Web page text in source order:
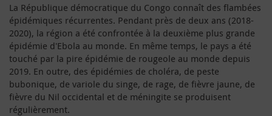
La République démocratique du Congo connaît des flambées
épidémiques récurrentes. Pendant près de deux ans (2018-
2020), la région a été confrontée à la deuxième plus grande
épidémie d'Ebola au monde. En même temps, le pays a été
touché par la pire épidémie de rougeole au monde depuis
2019. En outre, des épidémies de choléra, de peste
bubonique, de variole du singe, de rage, de fièvre jaune, de
fièvre du Nil occidental et de méningite se produisent
régulièrement.